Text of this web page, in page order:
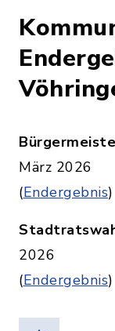
März 2026
(Endergebnis)
2026
(Endergebnis)